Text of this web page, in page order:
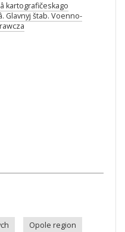
kartografičeskago
Glavnyj štab. Voenno-
Opole region